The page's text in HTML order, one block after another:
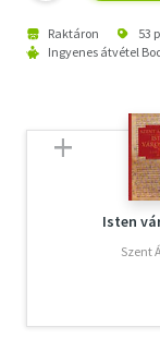
Raktáron 53
Ingyenes átvétel
Isten
Szent